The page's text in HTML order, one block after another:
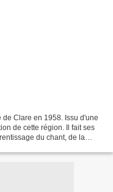
Clare en 1958. Issu d'une
de cette région. Il fait ses
du chant, de la